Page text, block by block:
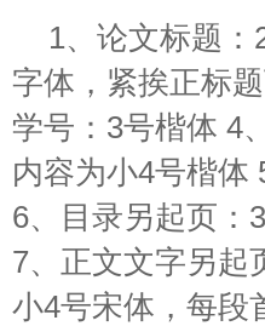
1、论文标题
字体，紧挨正标
学号：3号楷体 4
内容为小4号楷体
6、目录另起页：
7、正文文字另起
小4号宋体，每段